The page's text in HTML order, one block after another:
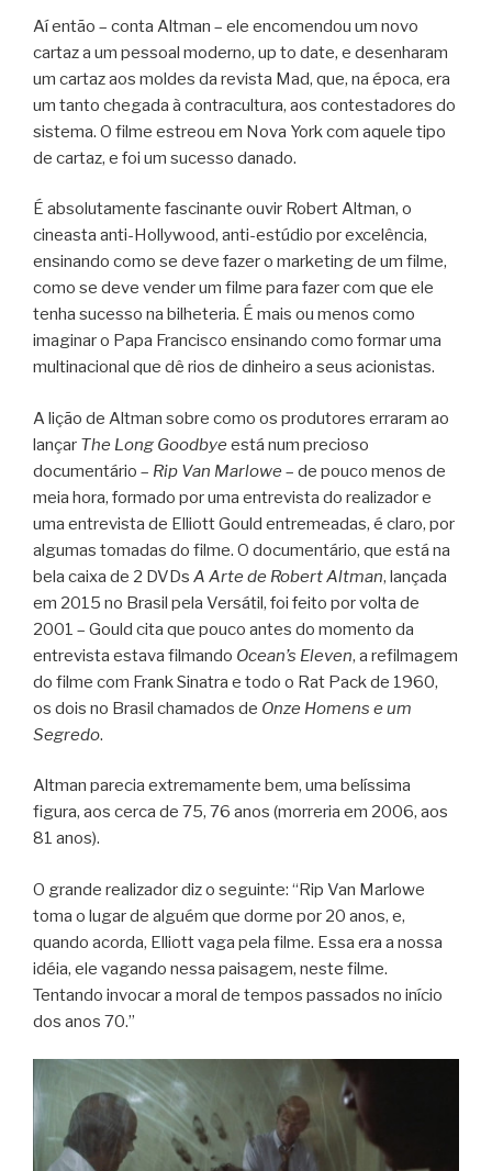
Aí então – conta Altman – ele encomendou um novo
cartaz a um pessoal moderno, up to date, e desenharam
um cartaz aos moldes da revista Mad, que, na época, era
um tanto chegada à contracultura, aos contestadores do
sistema. O filme estreou em Nova York com aquele tipo
de cartaz, e foi um sucesso danado.
É absolutamente fascinante ouvir Robert Altman, o
cineasta anti-Hollywood, anti-estúdio por excelência,
ensinando como se deve fazer o marketing de um filme,
como se deve vender um filme para fazer com que ele
tenha sucesso na bilheteria. É mais ou menos como
imaginar o Papa Francisco ensinando como formar uma
multinacional que dê rios de dinheiro a seus acionistas.
A lição de Altman sobre como os produtores erraram ao
lançar The Long Goodbye está num precioso
documentário – Rip Van Marlowe – de pouco menos de
meia hora, formado por uma entrevista do realizador e
uma entrevista de Elliott Gould entremeadas, é claro, por
algumas tomadas do filme. O documentário, que está na
bela caixa de 2 DVDs A Arte de Robert Altman, lançada
em 2015 no Brasil pela Versátil, foi feito por volta de
2001 – Gould cita que pouco antes do momento da
entrevista estava filmando Ocean’s Eleven, a refilmagem
do filme com Frank Sinatra e todo o Rat Pack de 1960,
os dois no Brasil chamados de Onze Homens e um
Segredo.
Altman parecia extremamente bem, uma belíssima
figura, aos cerca de 75, 76 anos (morreria em 2006, aos
81 anos).
O grande realizador diz o seguinte: “Rip Van Marlowe
toma o lugar de alguém que dorme por 20 anos, e,
quando acorda, Elliott vaga pela filme. Essa era a nossa
idéia, ele vagando nessa paisagem, neste filme.
Tentando invocar a moral de tempos passados no início
dos anos 70.”